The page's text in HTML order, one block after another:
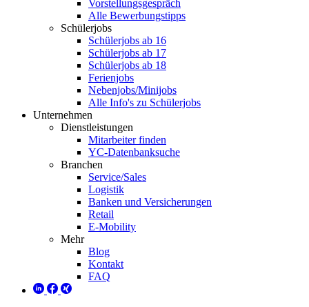
Vorstellungsgespräch
Alle Bewerbungstipps
Schülerjobs
Schülerjobs ab 16
Schülerjobs ab 17
Schülerjobs ab 18
Ferienjobs
Nebenjobs/Minijobs
Alle Info's zu Schülerjobs
Unternehmen
Dienstleistungen
Mitarbeiter finden
YC-Datenbanksuche
Branchen
Service/Sales
Logistik
Banken und Versicherungen
Retail
E-Mobility
Mehr
Blog
Kontakt
FAQ